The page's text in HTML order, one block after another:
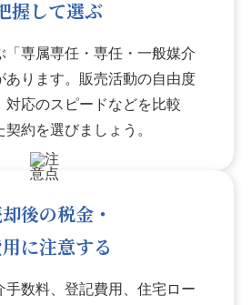
握して選ぶ
「専属専任・専任・一般媒介
あります。販売活動の自由度
対応のスピードなどを比較
約を選びましょう。
後の税金・
に注意する
手数料、登記費用、住宅ロー